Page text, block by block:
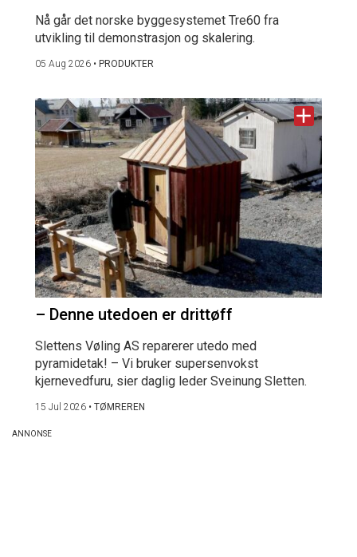
Nå går det norske byggesystemet Tre60 fra
utvikling til demonstrasjon og skalering.
05 Aug 2026 • PRODUKTER
– Denne utedoen er drittøff
Slettens Vøling AS reparerer utedo med
pyramidetak! – Vi bruker supersenvokst
kjernevedfuru, sier daglig leder Sveinung Sletten.
15 Jul 2026 • TØMREREN